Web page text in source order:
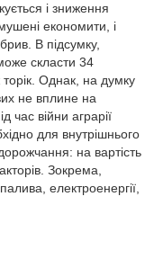
і зниження
економити, і
В підсумку,
скласти 34
Однак, на думку
не вплине на
час війни аграрії
для внутрішнього
на вартість
Зокрема,
електроенергії,